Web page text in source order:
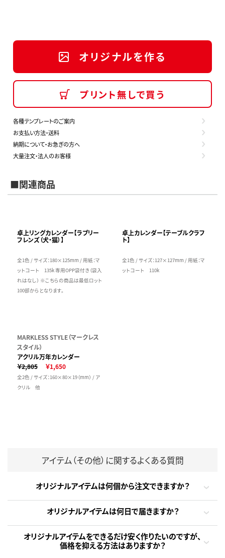
オリジナルを作る
プリント無しで買う
各種テンプレートのご案内
お支払い方法・送料
納期について・お急ぎの方へ
大量注文・法人のお客様
■関連商品
卓上リングカレンダー【ラブリー
フレンズ（犬・猫）】
全1色 / サイズ：180×125mm / 用紙：マ
ットコート 135k 専用OPP袋付き（袋入
れはなし） ※こちらの商品は最低ロット
100部からとなります。
卓上カレンダー【テーブルクラフ
ト】
全1色 / サイズ：127×127mm / 用紙：マ
ットコート 110k
MARKLESS STYLE（マークレス
スタイル）
アクリル万年カレンダー
￥2,805
￥1,650
全2色 / サイズ：160×80×19（mm） / ア
クリル 他
アイテム（その他）に関するよくある質問
オリジナルアイテムは何個から注文できますか？
オリジナルアイテムは何日で届きますか？
オリジナルアイテムをできるだけ安く作りたいのですが、
価格を抑える方法はありますか？